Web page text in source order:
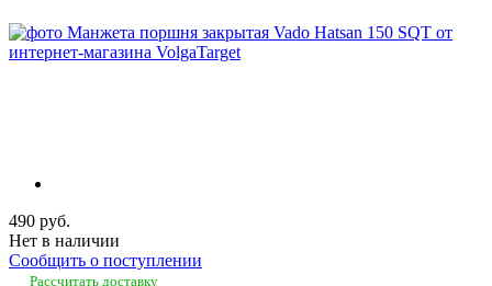
490 руб.
Нет в наличии
Сообщить о поступлении
Рассчитать доставку